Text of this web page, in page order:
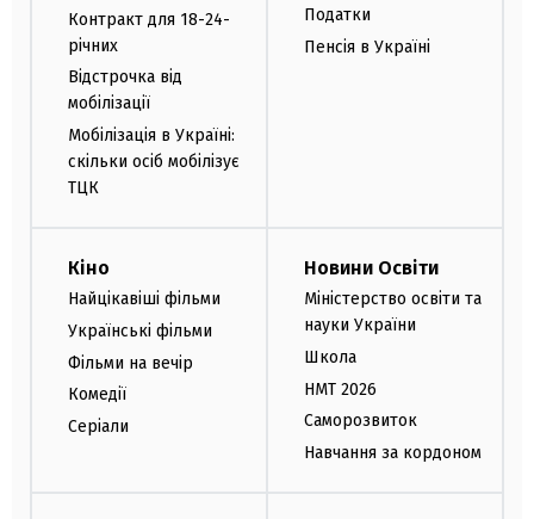
Контракт для 18-24-
річних
Відстрочка від
мобілізації
Мобілізація в Україні:
скільки осіб мобілізує
ТЦК
Податки
Пенсія в Україні
Кіно
Найцікавіші фільми
Українські фільми
Фільми на вечір
Комедії
Серіали
Новини Освіти
Міністерство освіти та
науки України
Школа
НМТ 2026
Саморозвиток
Навчання за кордоном